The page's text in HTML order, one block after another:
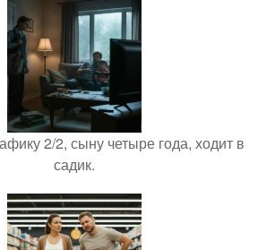
2/2, сыну четыре года, ходит в
садик.